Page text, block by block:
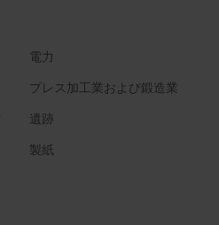
電力
プレス加工業および鍛造業
遺跡
製紙